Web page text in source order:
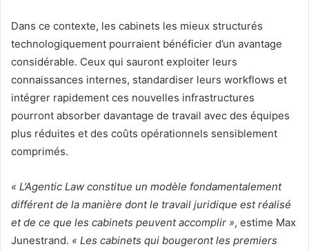
Dans ce contexte, les cabinets les mieux structurés
technologiquement pourraient bénéficier d’un avantage
considérable. Ceux qui sauront exploiter leurs
connaissances internes, standardiser leurs workflows et
intégrer rapidement ces nouvelles infrastructures
pourront absorber davantage de travail avec des équipes
plus réduites et des coûts opérationnels sensiblement
comprimés.
« L’Agentic Law constitue un modèle fondamentalement
différent de la manière dont le travail juridique est réalisé
et de ce que les cabinets peuvent accomplir », estime Max
Junestrand. « Les cabinets qui bougeront les premiers